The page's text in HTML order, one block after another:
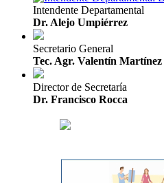
Intendente Departamental
Dr. Alejo Umpiérrez
Secretario General
Tec. Agr. Valentín Martínez
Director de Secretaría
Dr. Francisco Rocca